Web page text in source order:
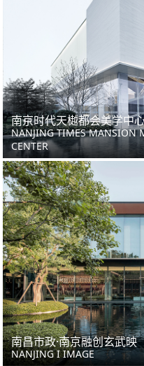
南京时代天樾都会美学中
NANJING TIMES MANSION
CENTER
南昌市政·南京融创玄武映
NANJING I IMAGE